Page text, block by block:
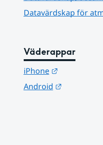
Datavärdskap för
Väderappar
iPhone
Länk till
Android
Länk till